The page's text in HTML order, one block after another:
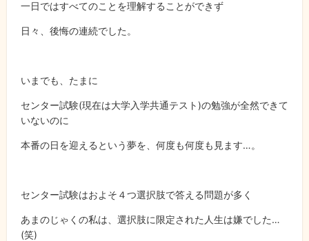
一日ではすべてのことを理解することができず
日々、後悔の連続でした。
いまでも、たまに
センター試験(現在は大学入学共通テスト)の勉強が全然できて
いないのに
本番の日を迎えるという夢を、何度も何度も見ます…。
センター試験はおよそ４つ選択肢で答える問題が多く
あまのじゃくの私は、選択肢に限定された人生は嫌でした…
(笑)